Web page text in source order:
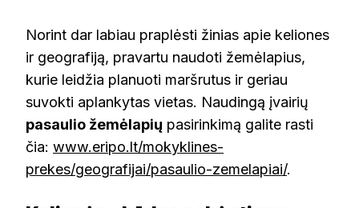
Norint dar labiau praplėsti žinias apie keliones
ir geografiją, pravartu naudoti žemėlapius,
kurie leidžia planuoti maršrutus ir geriau
suvokti aplankytas vietas. Naudingą įvairių
pasaulio žemėlapių pasirinkimą galite rasti
čia: www.eripo.lt/mokyklines-
prekes/geografijai/pasaulio-zemelapiai/.